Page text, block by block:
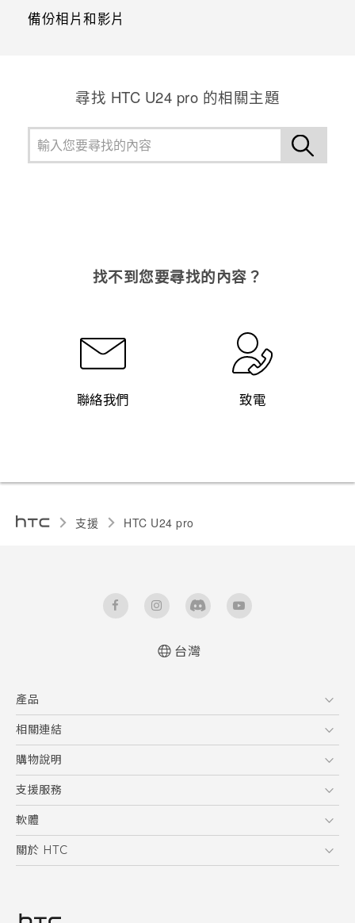
備份相片和影片
尋找 HTC U24 pro 的相關主題
找不到您要尋找的內容？
聯絡我們 致電
支援 HTC U24 pro‎
User manual
台灣
產品
5G
智慧型手機
配件
相關連結
HTC Research
購物說明
購物須知
訂單管理
付款方式
支援服務
到府收送維修服務
服務中心資訊
客戶服務佈告欄
軟體
應用程式
關於 HTC